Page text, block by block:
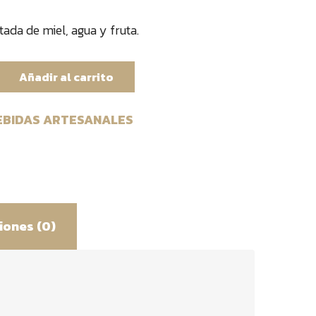
de miel, agua y fruta.
Añadir al carrito
ARTESANALES
(0)